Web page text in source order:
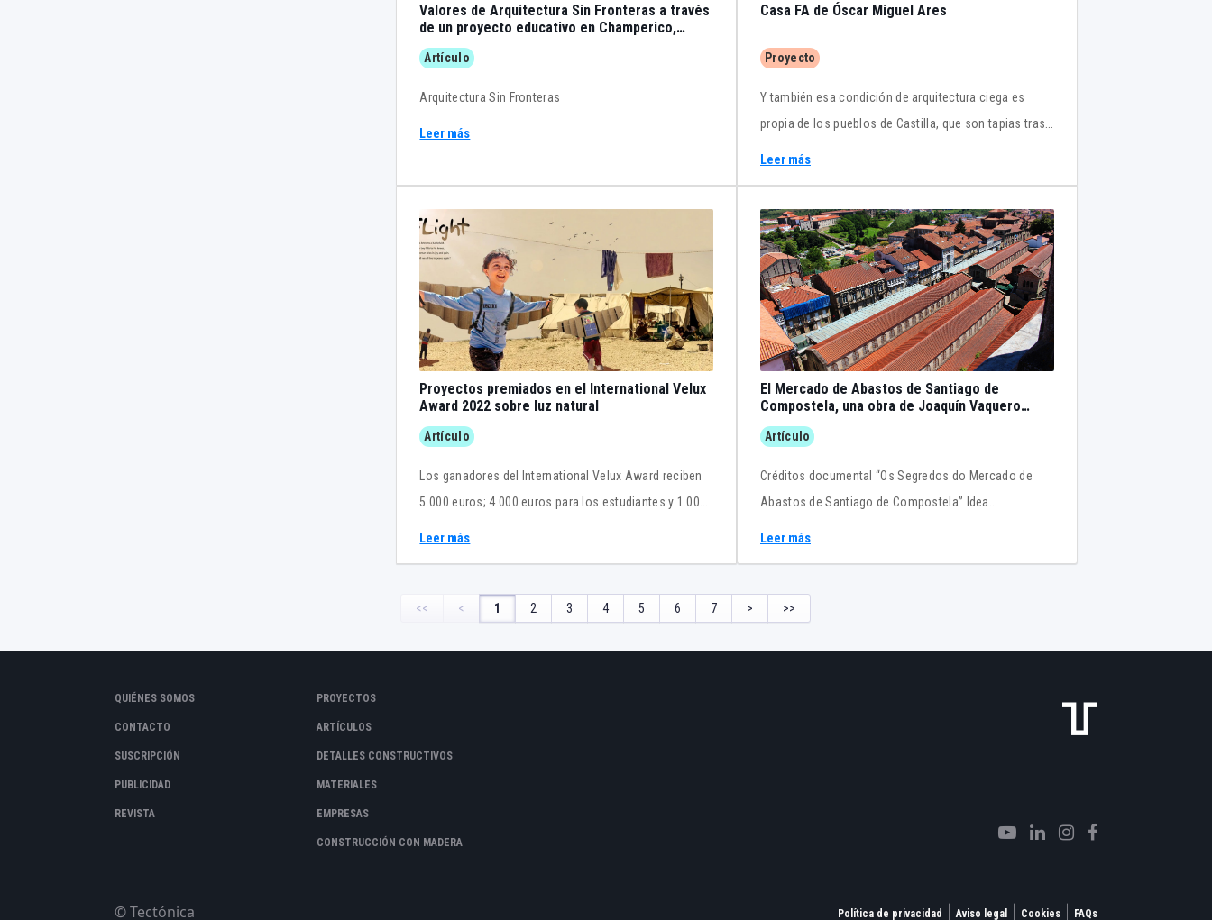
Valores de Arquitectura Sin Fronteras a través
de un proyecto educativo en Champerico,
Guatemala
Artículo
Arquitectura Sin Fronteras
Leer más
Casa FA de Óscar Miguel Ares
Proyecto
Y también esa condición de arquitectura ciega es
propia de los pueblos de Castilla, que son tapias tras
Leer más
Proyectos premiados en el International Velux
Award 2022 sobre luz natural
Artículo
Los ganadores del International Velux Award reciben
5.000 euros; 4.000 euros para los estudiantes y 1.000
Leer más
El Mercado de Abastos de Santiago de
Compostela, una obra de Joaquín Vaquero
Palacios
Artículo
Créditos documental “Os Segredos do Mercado de
Abastos de Santiago de Compostela” Idea
Marcos Cenamor Montaje y postprodución: Pablo
Leer más
<< < 1 2 3 4 5 6 7 > >>
QUIÉNES SOMOS
CONTACTO
SUSCRIPCIÓN
PUBLICIDAD
REVISTA
PROYECTOS
ARTÍCULOS
DETALLES CONSTRUCTIVOS
MATERIALES
EMPRESAS
CONSTRUCCIÓN CON MADERA
© Tectónica Política de privacidad Aviso legal Cookies FAQs